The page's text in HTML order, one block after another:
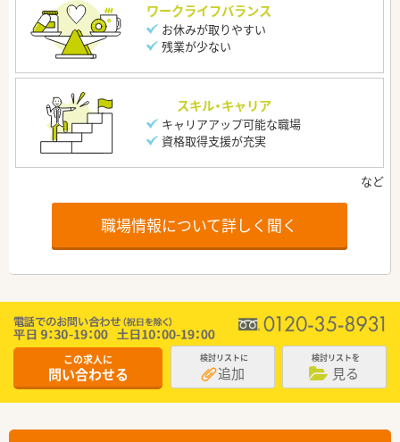
ワークライフバランス
お休みが取りやすい
残業が少ない
スキル・キャリア
キャリアアップ可能な職場
資格取得支援が充実
職場情報について詳しく聞く
この求人に
問い合わせる
検討リストに
追加
検討リストを
見る